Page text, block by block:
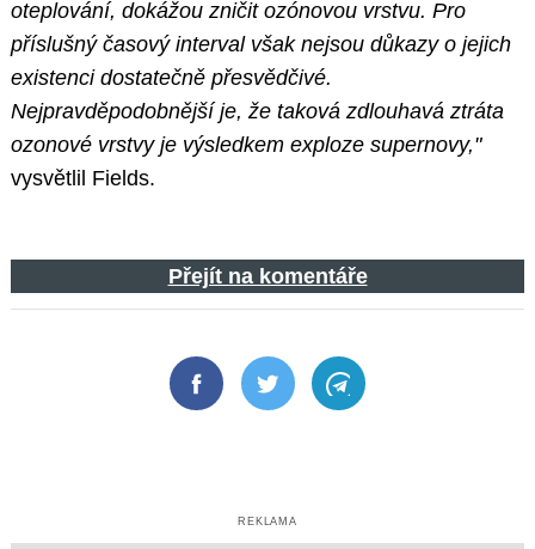
oteplování, dokážou zničit ozónovou vrstvu. Pro
příslušný časový interval však nejsou důkazy o jejich
existenci dostatečně přesvědčivé.
Nejpravděpodobnější je, že taková zdlouhavá ztráta
ozonové vrstvy je výsledkem exploze supernovy,"
vysvětlil Fields.
Přejít na komentáře
FacebookTwitter Telegram
REKLAMA